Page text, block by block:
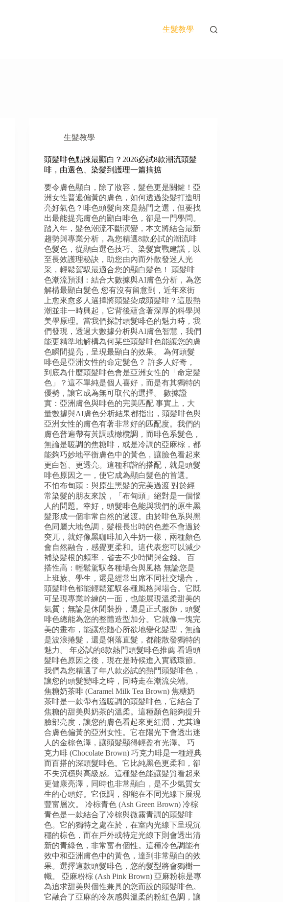
生髮教學
生髮教學
頭髮啡色點揀最顯白？2026必試8款潮流頭髮
啡，由選色、染髮到護理一篇搞掂
要令膚色顯白，除了妝容，髮色更是關鍵！亞
洲女性普遍偏黃的膚色，如何透過染髮打造明
亮好氣色？啡色頭髮向來是熱門之選，但要找
出最能提亮膚色的顯白啡色，卻是一門學問。
踏入年，髮色潮流不斷演變，本文將結合最新
趨勢與專業分析，為您精選8款必試的潮流啡
色髮色，從顯白選色技巧、染髮實戰建議，以
至長效護理秘訣，助您由內而外散發迷人光
采，輕鬆駕馭最適合您的顯白髮色！ 頭髮啡
色潮流預測：結合大數據與AI膚色分析，為您
解構最顯白髮色 您有沒有留意到，近年來街
上愈來愈多人選擇將頭髮染成頭髮啡？這股熱
潮並非一時興起，它背後蘊含著深厚的科學與
美學原理。當我們探討頭髮啡色的魅力時，我
們發現，透過大數據分析與AI膚色智慧，我們
能更精準地解構為何某些頭髮啡色能讓您的膚
色瞬間提亮，呈現最顯白的效果。 為何頭髮
啡色是亞洲女性的命定髮色？ 許多人好奇，
到底為什麼頭髮啡色會是亞洲女性的「命定髮
色」？這不單純是個人喜好，而是有其獨特的
優勢，讓它成為無可取代的選擇。 數據證
實：亞洲膚色與啡色的完美匹配 事實上，大
量數據與AI膚色分析結果都指出，頭髮啡色與
亞洲女性的膚色有著非常好的匹配度。我們的
膚色普遍帶有黃調或橄欖調，而啡色系髮色，
無論是暖調的焦糖啡，或是冷調的亞麻棕，都
能夠巧妙地平衡膚色中的黃色，讓臉色看起來
更白皙、更透亮。這種和諧的搭配，就是頭髮
啡色原因之一，使它成為顯白髮色的首選。
不怕布甸頭：與原生黑髮的完美過渡 對於經
常染髮的朋友來說，「布甸頭」絕對是一個惱
人的問題。幸好，頭髮啡色能與我們的原生黑
髮形成一個非常自然的過渡。由於啡色系與黑
色同屬大地色調，髮根長出時的色差不會過於
突兀，就好像黑咖啡加入牛奶一樣，兩種顏色
會自然融合，感覺更柔和。這代表您可以減少
補染髮根的頻率，省去不少時間與金錢。 百
搭性高：輕鬆駕馭各種場合與風格 無論您是
上班族、學生，還是經常出席不同社交場合，
頭髮啡色都能輕鬆駕馭各種風格與場合。它既
可呈現專業幹練的一面，也能展現溫柔甜美的
氣質；無論是休閒裝扮，還是正式服飾，頭髮
啡色總能為您的整體造型加分。它就像一塊完
美的畫布，能讓您隨心所欲地變化髮型，無論
是波浪捲髮，還是俐落直髮，都能散發獨特的
魅力。 年必試的8款熱門頭髮啡色推薦 看過頭
髮啡色原因之後，現在是時候進入實戰環節。
我們為您精選了年八款必試的熱門頭髮啡色，
讓您的頭髮變啡之時，同時走在潮流尖端。
焦糖奶茶啡 (Caramel Milk Tea Brown) 焦糖奶
茶啡是一款帶有溫暖調的頭髮啡色，它結合了
焦糖的甜美與奶茶的溫柔。這種顏色能夠提升
臉部亮度，讓您的膚色看起來更紅潤，尤其適
合膚色偏黃的亞洲女性。它在陽光下會透出迷
人的金棕色澤，讓頭髮顯得輕盈有光澤。 巧
克力啡 (Chocolate Brown) 巧克力啡是一種經典
而百搭的深頭髮啡色。它比純黑色更柔和，卻
不失沉穩與高級感。這種髮色能讓髮質看起來
更健康亮澤，同時也非常顯白，是不少氣質女
生的心頭好。它低調，卻能在不同光線下展現
豐富層次。 冷棕青色 (Ash Green Brown) 冷棕
青色是一款結合了冷棕與微霧青調的頭髮啡
色。它的獨特之處在於，在室內光線下呈現沉
穩的棕色，而在戶外或特定光線下則會透出清
新的青綠色，非常富有個性。這種冷色調能有
效中和亞洲膚色中的黃色，達到非常顯白的效
果。選擇這款頭髮啡色，您的髮型將會獨樹一
幟。 亞麻粉棕 (Ash Pink Brown) 亞麻粉棕是專
為追求甜美與個性兼具的您而設的頭髮啡色。
它融合了亞麻的冷灰感與溫柔的粉紅色調，讓